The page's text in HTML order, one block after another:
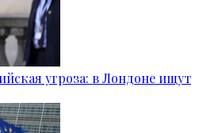
угроза: в Лондоне ищут